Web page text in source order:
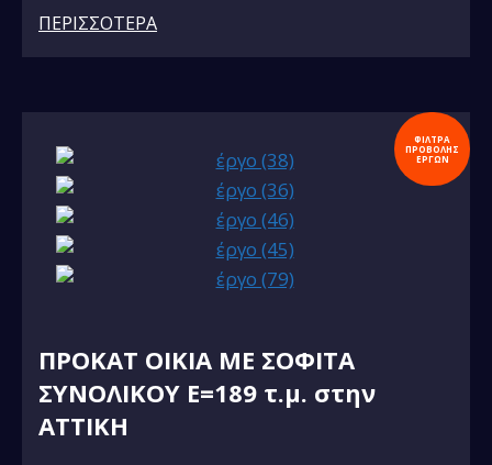
ΦΙΛΤΡΑ
ΠΡΟΒΟΛΗΣ
ΕΡΓΩΝ
ΠΕΡΙΣΣΟΤΕΡΑ
ΠΡΟΚΑΤ ΟΙΚΙΑ ΜΕ ΣΟΦΙΤΑ
ΣΥΝΟΛΙΚΟΥ Ε=189 τ.μ. στην
ΑΤΤΙΚΗ